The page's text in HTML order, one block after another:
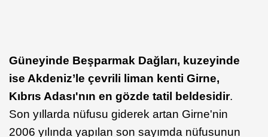
Güneyinde Beşparmak Dağları, kuzeyinde
ise Akdeniz’le çevrili liman kenti Girne,
Kıbrıs Adası'nın en gözde tatil beldesidir.
Son yıllarda nüfusu giderek artan Girne'nin
2006 yılında yapılan son sayımda nüfusunun